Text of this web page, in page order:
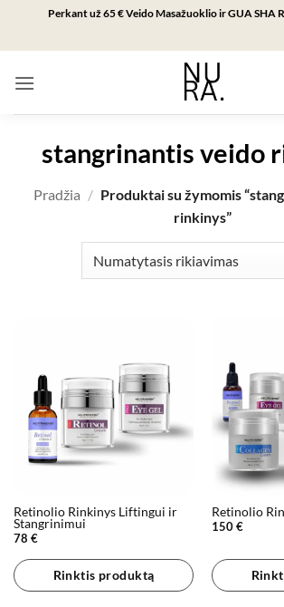
content
Perkant už 65 € Veido Masažuoklio ir GUA SHA
stangrinantis veido
Pradžia / Produktai su žymomis
rinkinys”
Retinolio Rinkinys Liftingui ir
Stangrinimui
78 €
Rinktis produktą
Retinolio
150€